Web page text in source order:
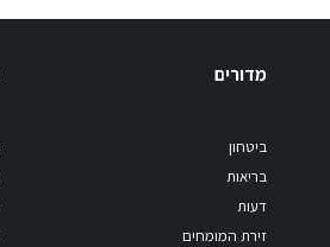
מדורים
ביטחון
בריאות
דעות
זירת המומחים